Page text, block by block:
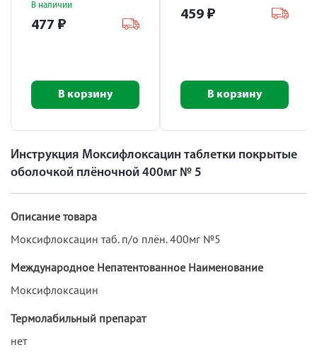
В наличии
477 ₽
В корзину
459 ₽
В корзину
Инструкция Моксифлоксацин таблетки покрытые
оболочкой плёночной 400мг № 5
Описание товара
Моксифлоксацин таб. п/о плён. 400мг №5
Международное Непатентованное Наименование
Моксифлоксацин
Термолабильный препарат
нет